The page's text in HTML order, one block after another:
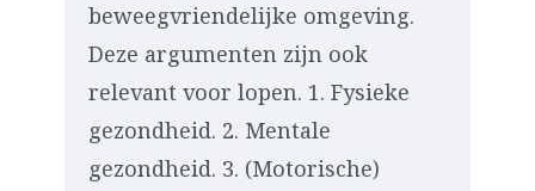
beweegvriendelijke omgeving.
Deze argumenten zijn ook
relevant voor lopen. 1. Fysieke
gezondheid. 2. Mentale
gezondheid. 3. (Motorische)